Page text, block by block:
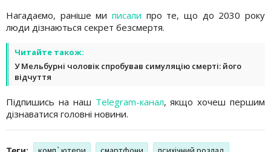
Нагадаємо, раніше ми писали про те, що до 2030 року
люди дізнаються секрет безсмертя.
Читайте також:
У Мельбурні чоловік спробував симуляцію смерті: його
відчуття
Підпишись на наш Telegram-канал, якщо хочеш першим
дізнаватися головні новини.